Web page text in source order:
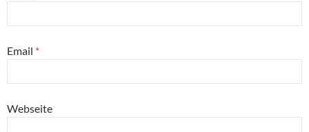
Email *
Webseite